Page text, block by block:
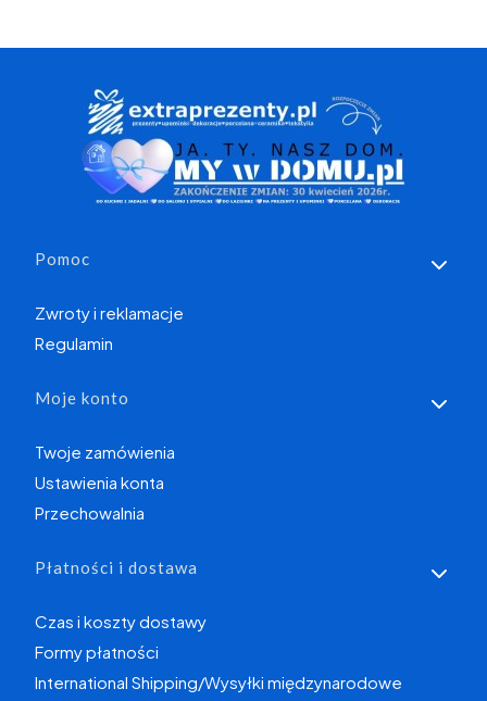
Linki w stopce
Pomoc
Zwroty i reklamacje
Regulamin
Moje konto
Twoje zamówienia
Ustawienia konta
Przechowalnia
Płatności i dostawa
Czas i koszty dostawy
Formy płatności
International Shipping/Wysyłki międzynarodowe